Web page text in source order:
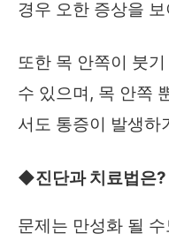
경우 오한 증상을
또한 목 안쪽이 붓
수 있으며, 목 안쪽
서도 통증이 발생하
◆진단과 치료법은?
문제는 만성화 될